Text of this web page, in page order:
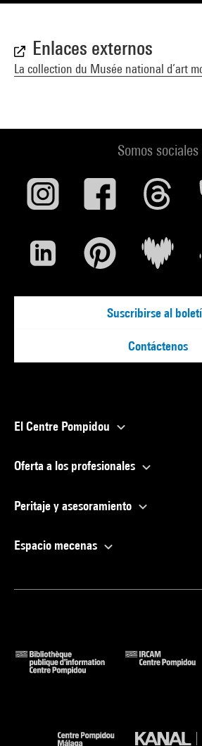
Enlaces externos
La collection du Musée national d’art
Somos sociales
Suscribirse al
Contáctenos
El Centre Pompidou
Oferta a los profesionales
Peritaje y asesoramiento
Espacio mecenas